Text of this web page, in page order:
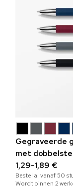
Gegraveerde
met
1,29-1,89 €
Bestel al vanaf50
Wordt binnen 2